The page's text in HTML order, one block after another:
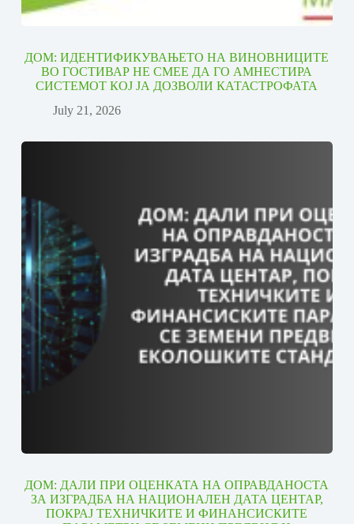
ДОМ: ИДЕНТИФИКУВАЊЕТО НА ВИНОВНИЦИТЕ
ВО ГОСТИВАР НЕ СМЕЕ ДА ГО АМНЕСТИРА
СИСТЕМОТ КОЈ ЈА ДОЗВОЛИ КАТАСТРОФАТА
July 21, 2026
ДОМ: ДАЛИ ПРИ ОЦЕНКАТА НА ОПРАВДАНОСТА
ЗА ИЗГРАДБА НА НАЦИОНАЛЕН ДАТА ЦЕНТАР,
ПОКРАЈ ТЕХНИЧКИТЕ И ФИНАНСИСКИТЕ